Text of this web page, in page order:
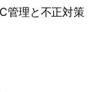
管理と不正対策